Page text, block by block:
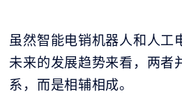
虽然智能电销机器人和人工
未来的发展趋势来看，两者
系，而是相辅相成。